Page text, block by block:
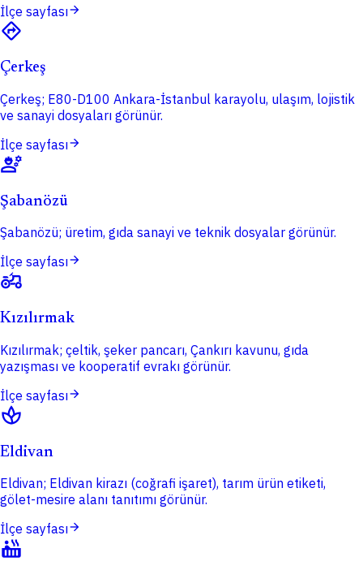
İlçe sayfasıarrow_forward
directions
Çerkeş
Çerkeş; E80-D100 Ankara-İstanbul karayolu, ulaşım, lojistik
ve sanayi dosyaları görünür.
İlçe sayfasıarrow_forward
engineering
Şabanözü
Şabanözü; üretim, gıda sanayi ve teknik dosyalar görünür.
İlçe sayfasıarrow_forward
agriculture
Kızılırmak
Kızılırmak; çeltik, şeker pancarı, Çankırı kavunu, gıda
yazışması ve kooperatif evrakı görünür.
İlçe sayfasıarrow_forward
spa
Eldivan
Eldivan; Eldivan kirazı (coğrafi işaret), tarım ürün etiketi,
gölet-mesire alanı tanıtımı görünür.
İlçe sayfasıarrow_forward
hot_tub